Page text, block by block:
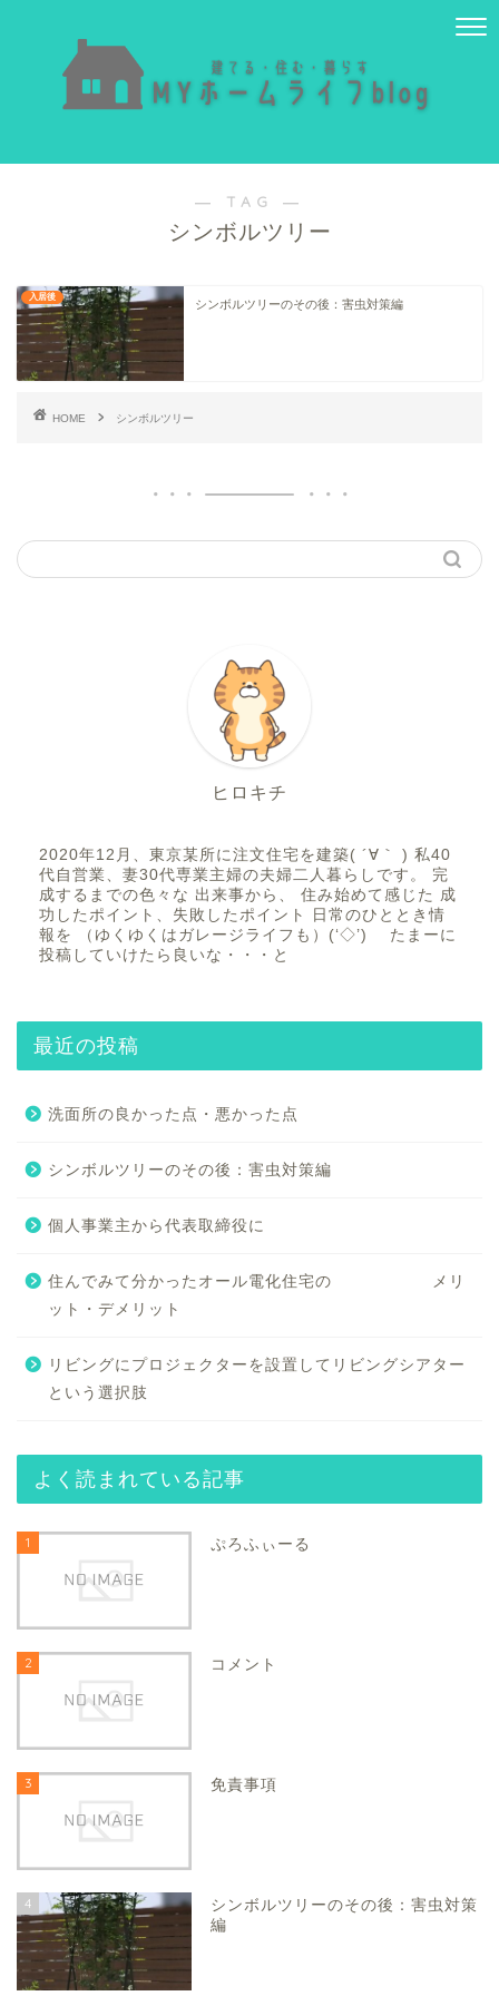
― TAG ―
シンボルツリー
入居後
シンボルツリーのその後：害虫対策編
HOME シンボルツリー
ヒロキチ
2020年12月、東京某所に注文住宅を建築( ´∀｀ ) 私40
代自営業、妻30代専業主婦の夫婦二人暮らしです。 完
成するまでの色々な 出来事から、 住み始めて感じた 成
功したポイント、失敗したポイント 日常のひととき情
報を （ゆくゆくはガレージライフも）(‘◇’)ゞ たまーに
投稿していけたら良いな・・・と
最近の投稿
洗面所の良かった点・悪かった点
シンボルツリーのその後：害虫対策編
個人事業主から代表取締役に
住んでみて分かったオール電化住宅の メリ
ット・デメリット
リビングにプロジェクターを設置してリビングシアター
という選択肢
よく読まれている記事
1 ぷろふぃーる
2 コメント
3 免責事項
4
シンボルツリーのその後：害虫対策
編